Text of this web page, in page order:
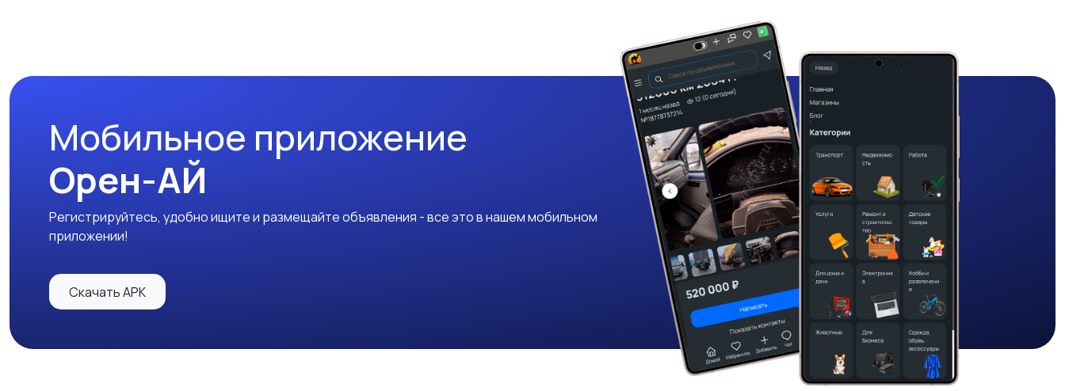
Мобильное приложение
Орен-АЙ
Регистрируйтесь, удобно ищите и размещайте объявления - все это в нашем мобильном
приложении!
Скачать APK